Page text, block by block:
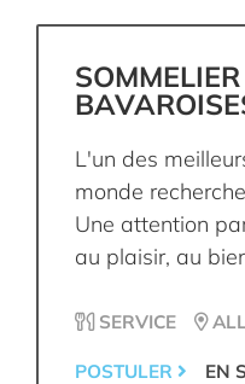
L'un des
monde
Une attention
au plaisir, au
SERVICE
POSTULER EN